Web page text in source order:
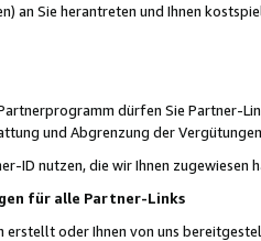
an Sie herantreten und Ihnen
dürfen Sie Partner-
und Abgrenzung der
ID nutzen, die wir Ihnen zugewiesen
für alle Partner-Links
erstellt oder Ihnen von uns